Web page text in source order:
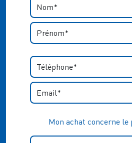
Mon achat concerne le